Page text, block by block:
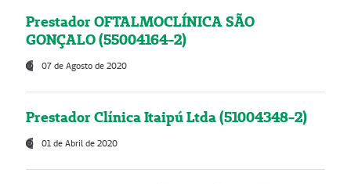
Prestador OFTALMOCLÍNICA SÃO
GONÇALO (55004164-2)
07 de Agosto de 2020
Prestador Clínica Itaipú Ltda (51004348-2)
01 de Abril de 2020